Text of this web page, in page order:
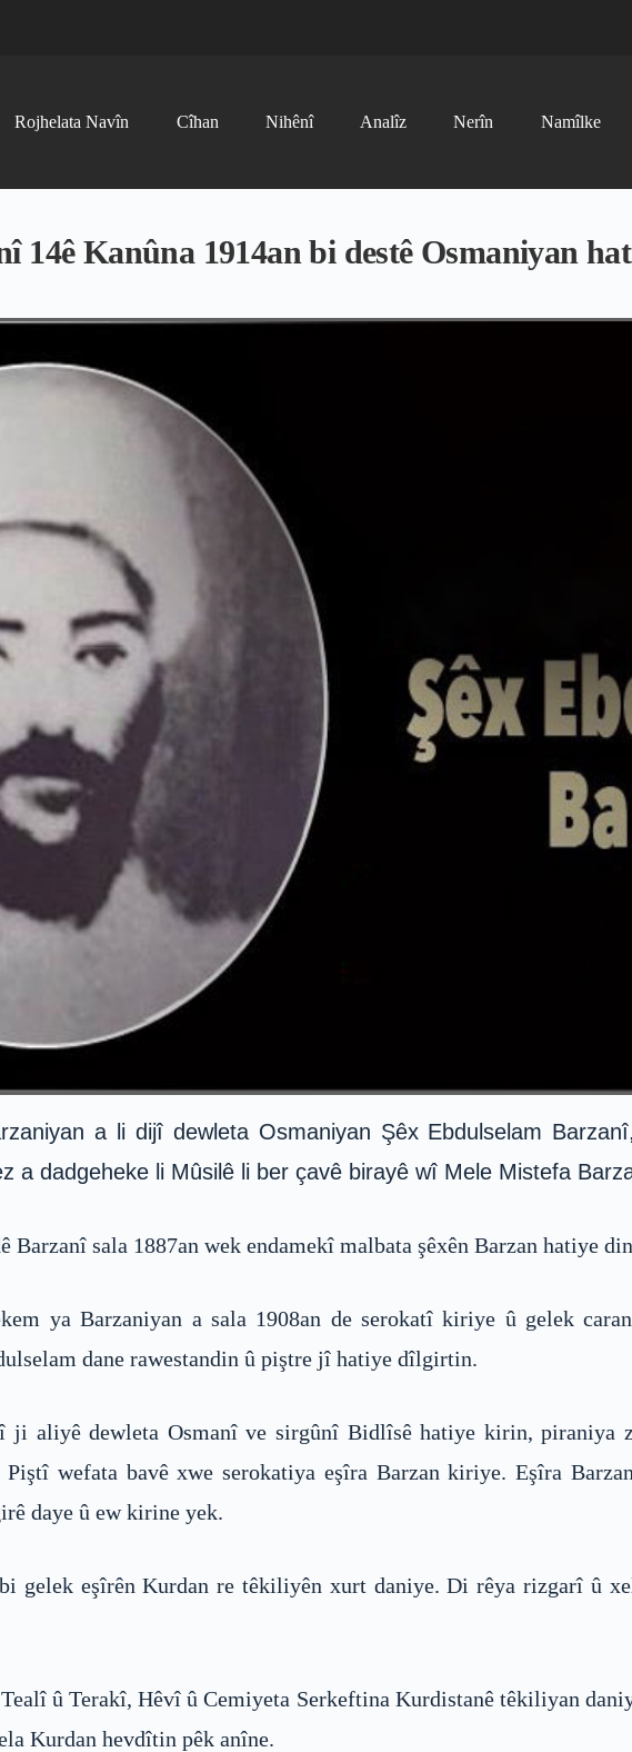
Rojhelata Navîn Cîhan Nihênî Analîz Nerîn Namîlke
14ê Kanûna 1914an bi destê Osmaniyan
a li dijî dewleta Osmaniyan Şêx Ebdulselam
a dadgeheke li Mûsilê li ber çavê birayê wî Mele Mistefa
Barzanî sala 1887an wek endamekî malbata şêxên Barzan hatiye
ya Barzaniyan a sala 1908an de serokatî kiriye û gelek
dane rawestandin û piştre jî hatiye dîlgirtin.
ji aliyê dewleta Osmanî ve sirgûnî Bidlîsê hatiye kirin,
Piştî wefata bavê xwe serokatiya eşîra Barzan kiriye. Eşîra
daye û ew kirine yek.
gelek eşîrên Kurdan re têkiliyên xurt daniye. Di rêya rizgarî û
û Terakî, Hêvî û Cemiyeta Serkeftina Kurdistanê têkiliyan
Kurdan hevdîtin pêk anîne.